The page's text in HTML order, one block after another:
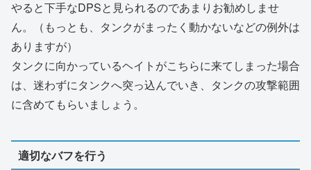
やると下手なDPSと見られるのであまりお勧めしませ
ん。（もっとも、タンクがまったく動かないなどの例外は
ありますが）
タンクに向かっているヘイトがこちらに来てしまった場合
は、迷わずにタンクへ突っ込んでいき、タンクの攻撃範囲
に含めてもらいましょう。
適切なバフを行う